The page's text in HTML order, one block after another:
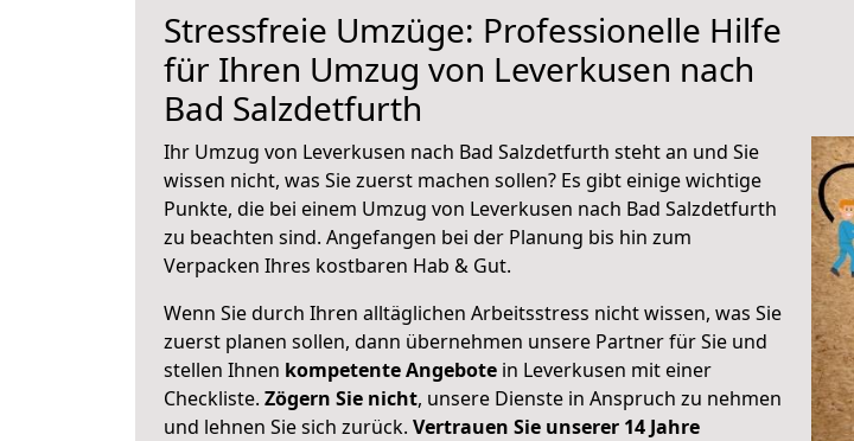
Stressfreie Umzüge: Professionelle Hilfe
für Ihren Umzug von Leverkusen nach
Bad Salzdetfurth
Ihr Umzug von Leverkusen nach Bad Salzdetfurth steht an und Sie
wissen nicht, was Sie zuerst machen sollen? Es gibt einige wichtige
Punkte, die bei einem Umzug von Leverkusen nach Bad Salzdetfurth
zu beachten sind. Angefangen bei der Planung bis hin zum
Verpacken Ihres kostbaren Hab & Gut.
Wenn Sie durch Ihren alltäglichen Arbeitsstress nicht wissen, was Sie
zuerst planen sollen, dann übernehmen unsere Partner für Sie und
stellen Ihnen kompetente Angebote in Leverkusen mit einer
Checkliste. Zögern Sie nicht, unsere Dienste in Anspruch zu nehmen
und lehnen Sie sich zurück. Vertrauen Sie unserer 14 Jahre